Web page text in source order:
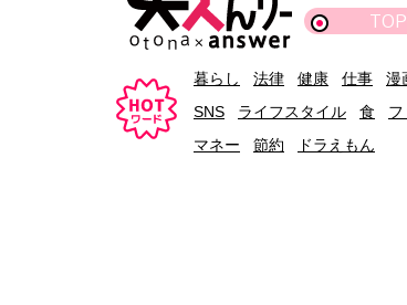
TOP
暮らし 法律 健康 仕事 漫
SNS
ライフスタイル 食
マネー
節約 ドラえもん